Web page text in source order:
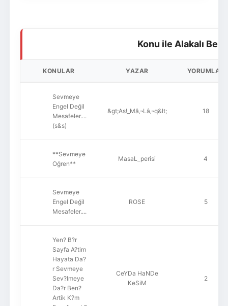
Konu ile Alakalı
KONULAR YAZAR YORUMLAR
Sevmeye
Engel Değil
Mesafeler....
(s&s)
&gt;As!_Mâ‚¬Lâ‚¬q&lt; 18
**Sevmeye
Oğren**
MasaL_perisi 4
Sevmeye
Engel Değil
Mesafeler....
ROSE 5
Yen? B?r
Sayfa A?tim
Hayata Da?
r Sevmeye
Sev?lmeye
Da?r Ben?
Artik K?m
CeYDa HaNDe
KeSiM
2